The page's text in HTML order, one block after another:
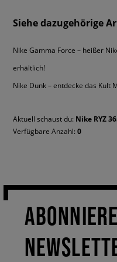
Siehe dazugehörige
Nike Gamma Force – heißer
erhältlich!
Nike Dunk – entdecke das Kult
Aktuell schaust du: Nike RYZ
Verfügbare Anzahl: 0